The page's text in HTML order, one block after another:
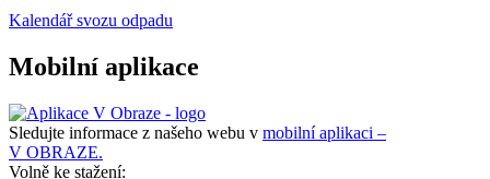
Kalendář svozu odpadu
Mobilní aplikace
Sledujte informace z našeho webu v mobilní aplikaci –
V OBRAZE.
Volně ke stažení: